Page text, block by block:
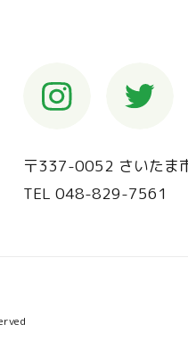
〒337-0052 さいたま
TEL 048-829-7561